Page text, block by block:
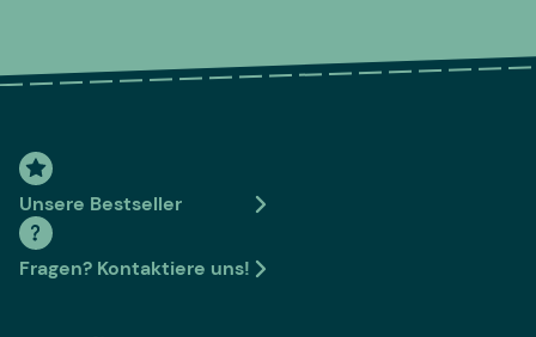
Unsere Bestseller
Fragen? Kontaktiere uns!